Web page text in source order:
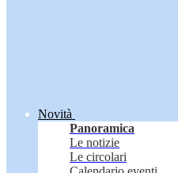
Novità
Panoramica
Le notizie
Le circolari